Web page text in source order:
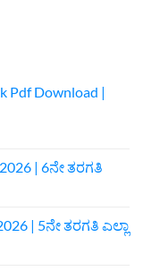
Pdf Download |
| 6ನೇ ತರಗತಿ
| 5ನೇ ತರಗತಿ ಎಲ್ಲಾ